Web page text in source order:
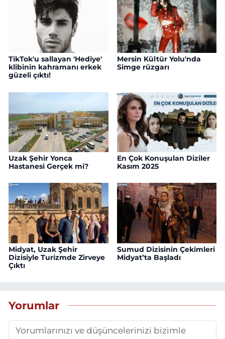
TikTok'u sallayan 'Hediye'
klibinin kahramanı erkek
güzeli çıktı!
Mersin Kültür Yolu'nda
Simge rüzgarı
Uzak Şehir Yonca
Hastanesi Gerçek mi?
En Çok Konuşulan Diziler
Kasım 2025
Midyat, Uzak Şehir
Dizisiyle Turizmde Zirveye
Çıktı
Sumud Dizisinin Çekimleri
Midyat’ta Başladı
Yorumlar